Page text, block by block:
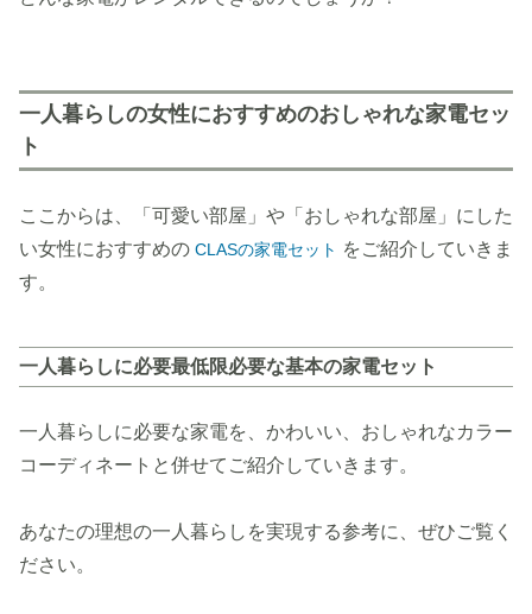
一人暮らしの女性におすすめのおしゃれな家電セッ
ト
ここからは、「可愛い部屋」や「おしゃれな部屋」にした
い女性におすすめの CLASの家電セット をご紹介していきま
す。
一人暮らしに必要最低限必要な基本の家電セット
一人暮らしに必要な家電を、かわいい、おしゃれなカラー
コーディネートと併せてご紹介していきます。
あなたの理想の一人暮らしを実現する参考に、ぜひご覧く
ださい。